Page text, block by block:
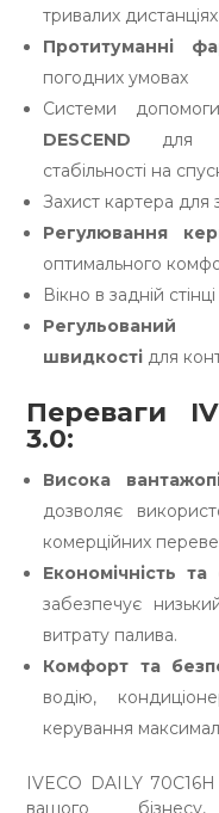
тривалих дистанціях
Протитуманні
погодних умовах
Системи
DESCEND для
стабільності на
Захист картера для
Регулювання
оптимального
Вікно в задній
Регульований
швидкості для
Переваги
3.0:
Висока
дозволяє
комерційних
Економічність та
забезпечує
витрату палива.
Комфорт та
водію,
керування
IVECO DAILY
вашого